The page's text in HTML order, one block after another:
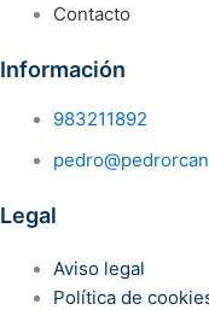
Contacto
Información
983211892
Legal
Aviso legal
Política de